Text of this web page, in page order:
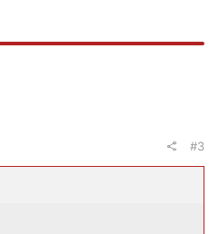
#3